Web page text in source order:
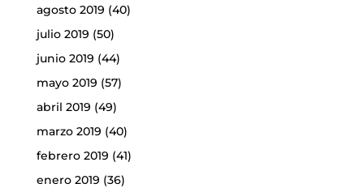
agosto 2019 (40)
julio 2019 (50)
junio 2019 (44)
mayo 2019 (57)
abril 2019 (49)
marzo 2019 (40)
febrero 2019 (41)
enero 2019 (36)